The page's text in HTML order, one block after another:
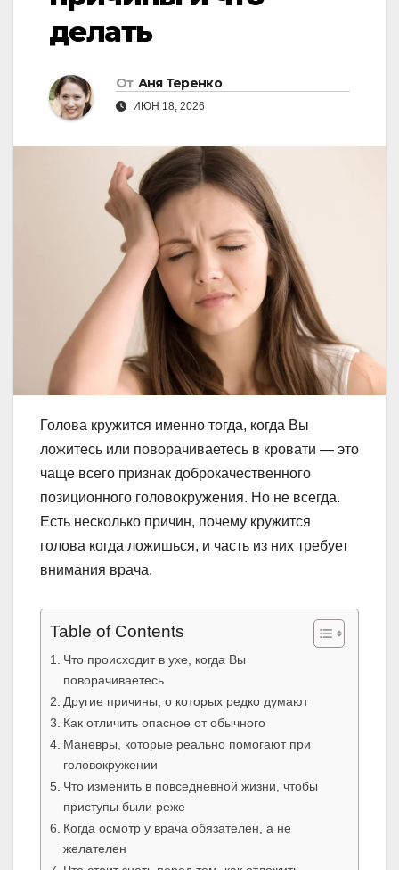
делать
От Аня Теренко
ИЮН 18, 2026
Голова кружится именно тогда, когда Вы
ложитесь или поворачиваетесь в кровати — это
чаще всего признак доброкачественного
позиционного головокружения. Но не всегда.
Есть несколько причин, почему кружится
голова когда ложишься, и часть из них требует
внимания врача.
Table of Contents
Что происходит в ухе, когда Вы
поворачиваетесь
Другие причины, о которых редко думают
Как отличить опасное от обычного
Маневры, которые реально помогают при
головокружении
Что изменить в повседневной жизни, чтобы
приступы были реже
Когда осмотр у врача обязателен, а не
желателен